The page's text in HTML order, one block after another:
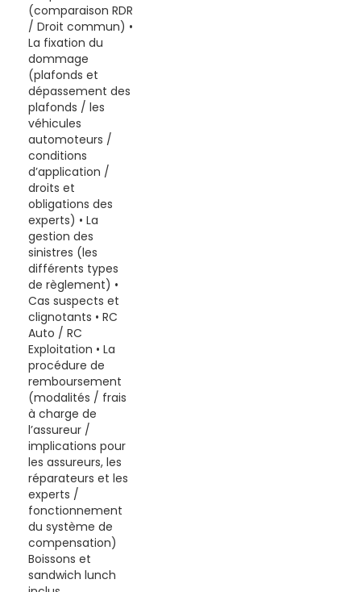
(comparaison RDR
/ Droit commun) •
La fixation du
dommage
(plafonds et
dépassement des
plafonds / les
véhicules
automoteurs /
conditions
d’application /
droits et
obligations des
experts) • La
gestion des
sinistres (les
différents types
de règlement) •
Cas suspects et
clignotants • RC
Auto / RC
Exploitation • La
procédure de
remboursement
(modalités / frais
à charge de
l’assureur /
implications pour
les assureurs, les
réparateurs et les
experts /
fonctionnement
du système de
compensation)
Boissons et
sandwich lunch